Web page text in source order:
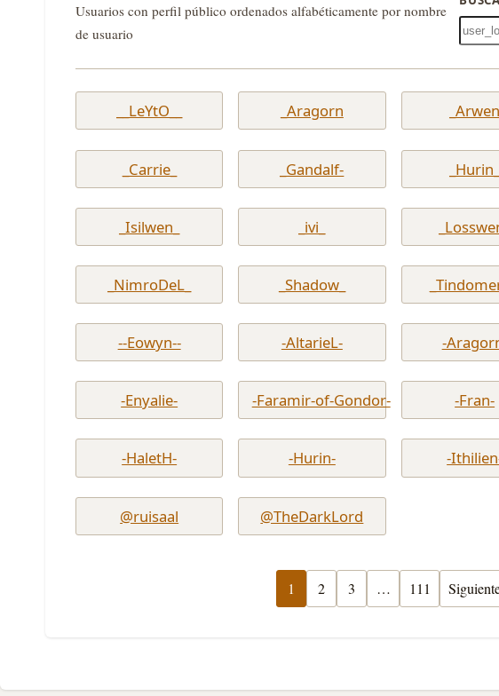
Usuarios con perfil público ordenados alfabéticamente por nombre
de usuario
__LeYtO__ _Aragorn _Arwen
_Carrie_ _Gandalf- _Hurin_
_Isilwen_ _ivi_
_NimroDeL_ _Shadow_
--Eowyn-- -AltarieL- -
-Enyalie- -Faramir-of-Gondor- -Fran-
-HaletH- -Hurin- -
@ruisaal @TheDarkLord
1 2 3 … 111